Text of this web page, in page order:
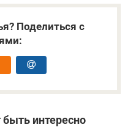
Поделиться с
интересно